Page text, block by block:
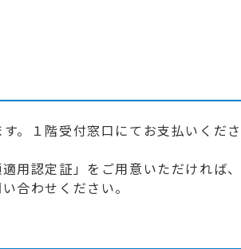
。１階受付窓口にてお支払いくだ
用認定証」をご用意いただければ
合わせください。